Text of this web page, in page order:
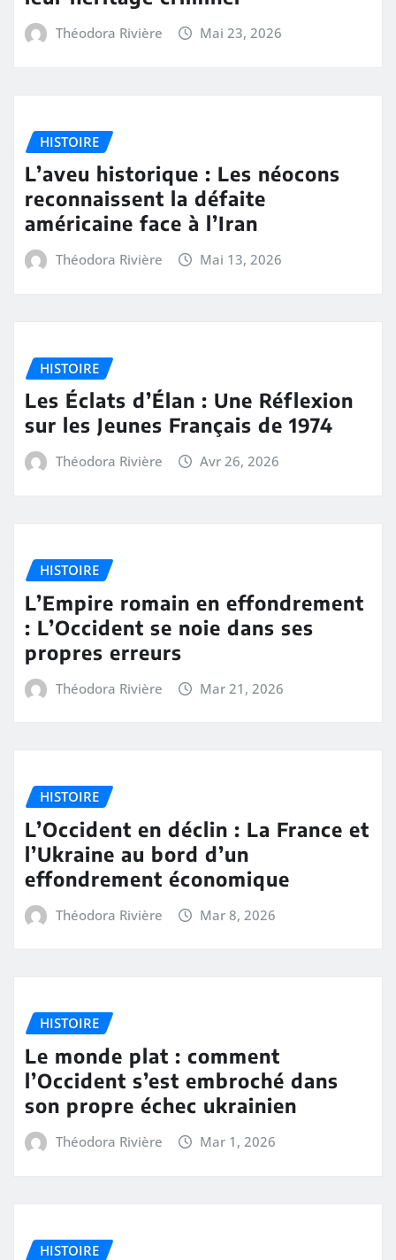
Théodora Rivière Mai 23, 2026
HISTOIRE
L’aveu historique : Les néocons
reconnaissent la défaite
américaine face à l’Iran
Théodora Rivière Mai 13, 2026
HISTOIRE
Les Éclats d’Élan : Une Réflexion
sur les Jeunes Français de 1974
Théodora Rivière Avr 26, 2026
HISTOIRE
L’Empire romain en effondrement
: L’Occident se noie dans ses
propres erreurs
Théodora Rivière Mar 21, 2026
HISTOIRE
L’Occident en déclin : La France et
l’Ukraine au bord d’un
effondrement économique
Théodora Rivière Mar 8, 2026
HISTOIRE
Le monde plat : comment
l’Occident s’est embroché dans
son propre échec ukrainien
Théodora Rivière Mar 1, 2026
HISTOIRE